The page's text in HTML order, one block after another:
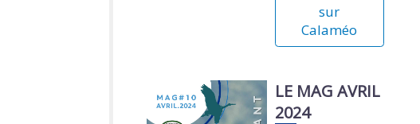
sur
Calaméo
LE MAG AVRIL
2024